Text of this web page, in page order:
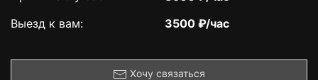
Выезд к вам:
3500 ₽/час
Хочу связаться